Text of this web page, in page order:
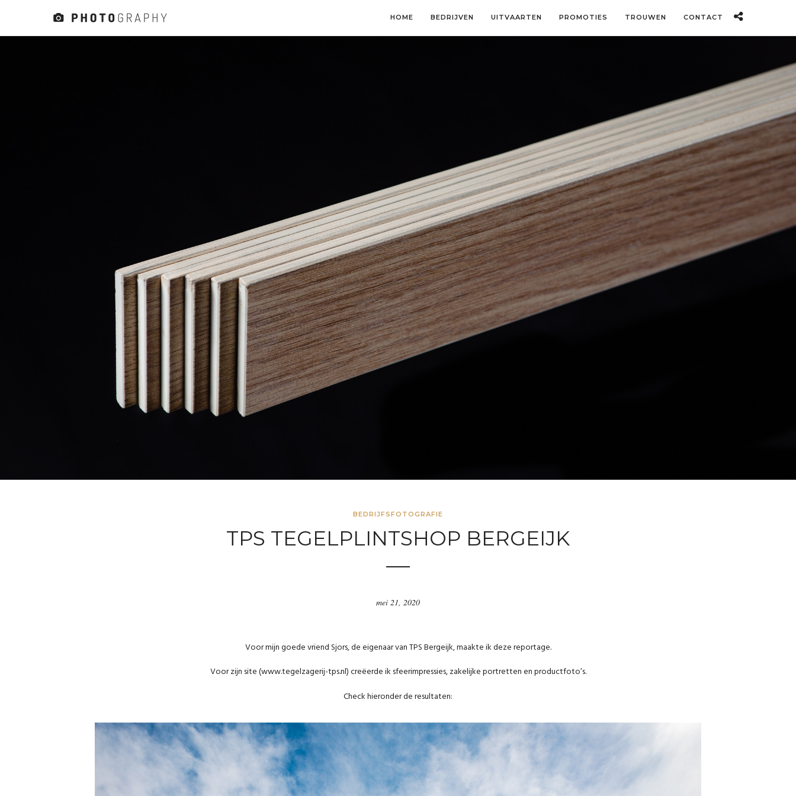
HOME BEDRIJVEN UITVAARTEN PROMOTIES TROUWEN CONTACT
BEDRIJFSFOTOGRAFIE
TPS TEGELPLINTSHOP BERGEIJK
mei 21, 2020
Voor mijn goede vriend Sjors, de eigenaar van TPS Bergeijk, maakte ik deze reportage.
Voor zijn site (www.tegelzagerij-tps.nl) creëerde ik sfeerimpressies, zakelijke portretten en productfoto’s.
Check hieronder de resultaten: